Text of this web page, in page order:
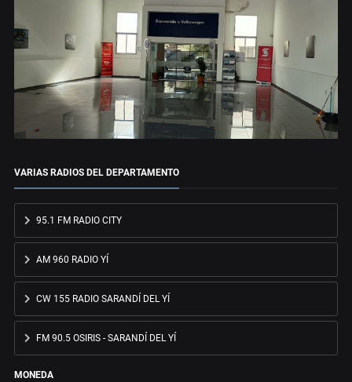
VARIAS RADIOS DEL DEPARTAMENTO
95.1 FM RADIO CITY
AM 960 RADIO YÍ
CW 155 RADIO SARANDÍ DEL YÍ
FM 90.5 OSIRIS - SARANDÍ DEL YÍ
MONEDA